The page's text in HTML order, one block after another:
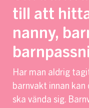
till att
nanny,
Har man aldrig
barnvakt innan
ska vända sig.